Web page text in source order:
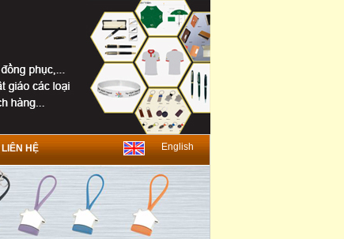
LIÊN HỆ English